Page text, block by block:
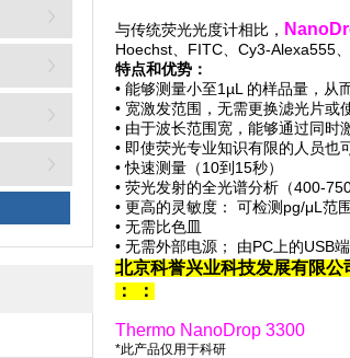
与传统荧光光度计相比，
Hoechst、FITC、Cy3-Alexa555
特点和优势：
• 能够测量小至1µL 的样品量，从
• 宽激发范围，无需更换滤光片或
• 由于波长范围宽，能够通过同时
• 即使荧光专业知识有限的人员也
• 快速测量（10到15秒）
• 荧光发射的全光谱分析（400-
• 更高的灵敏度： 可检测pg/μL范
• 无需比色皿
• 无需外部电源； 由PC上的USB
北京科誉兴业科技发展有限公
：
：
Thermo NanoDrop 3300
*此产品仅用于科研